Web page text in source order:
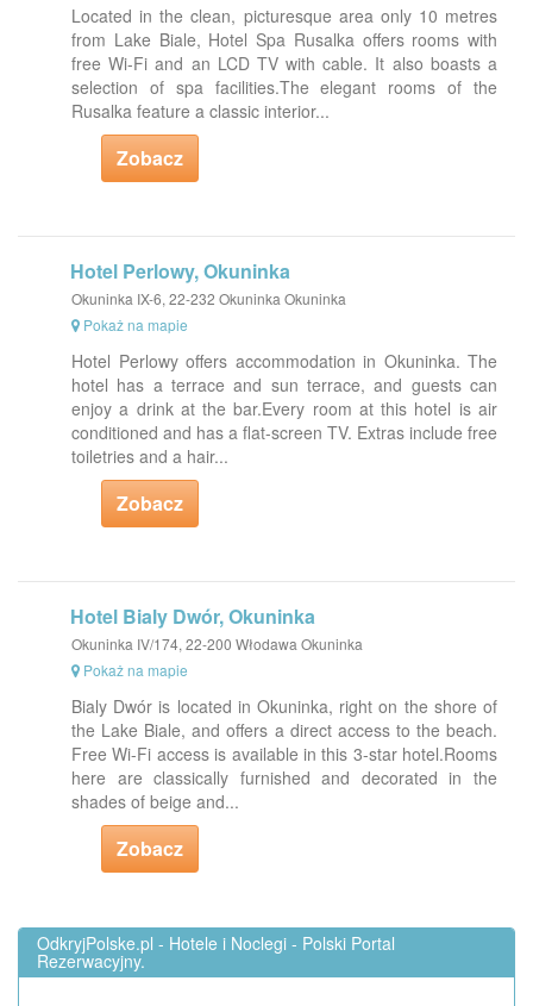
Located in the clean, picturesque area only 10 metres
from Lake Biale, Hotel Spa Rusalka offers rooms with
free Wi-Fi and an LCD TV with cable. It also boasts a
selection of spa facilities.The elegant rooms of the
Rusalka feature a classic interior...
Zobacz
Hotel Perlowy, Okuninka
Okuninka IX-6, 22-232 Okuninka Okuninka
Pokaż na mapie
Hotel Perlowy offers accommodation in Okuninka. The
hotel has a terrace and sun terrace, and guests can
enjoy a drink at the bar.Every room at this hotel is air
conditioned and has a flat-screen TV. Extras include free
toiletries and a hair...
Zobacz
Hotel Bialy Dwór, Okuninka
Okuninka IV/174, 22-200 Włodawa Okuninka
Pokaż na mapie
Bialy Dwór is located in Okuninka, right on the shore of
the Lake Biale, and offers a direct access to the beach.
Free Wi-Fi access is available in this 3-star hotel.Rooms
here are classically furnished and decorated in the
shades of beige and...
Zobacz
OdkryjPolske.pl - Hotele i Noclegi - Polski Portal
Rezerwacyjny.